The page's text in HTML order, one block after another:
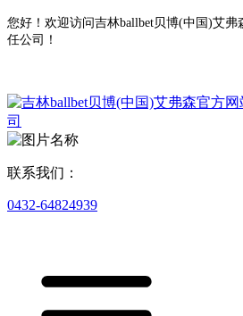
您好！欢迎访问吉林ballbet贝博(中国)艾
任公司！
联系我们：
0432-64824939